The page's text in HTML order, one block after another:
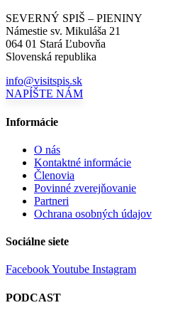
SEVERNÝ SPIŠ – PIENINY
Námestie sv. Mikuláša 21
064 01 Stará Ľubovňa
Slovenská republika
info@visitspis.sk
NAPÍŠTE NÁM
Informácie
O nás
Kontaktné informácie
Členovia
Povinné zverejňovanie
Partneri
Ochrana osobných údajov
Sociálne siete
FacebookYoutube Instagram
PODCAST